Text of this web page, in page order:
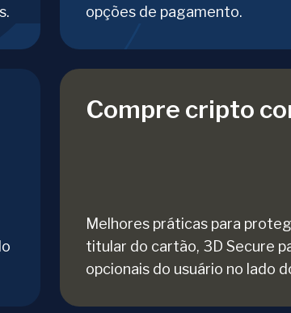
opções de pagamento.
Compre cripto
Melhores práticas para
titular do cartão, 3D Secure
opcionais do usuário no lado